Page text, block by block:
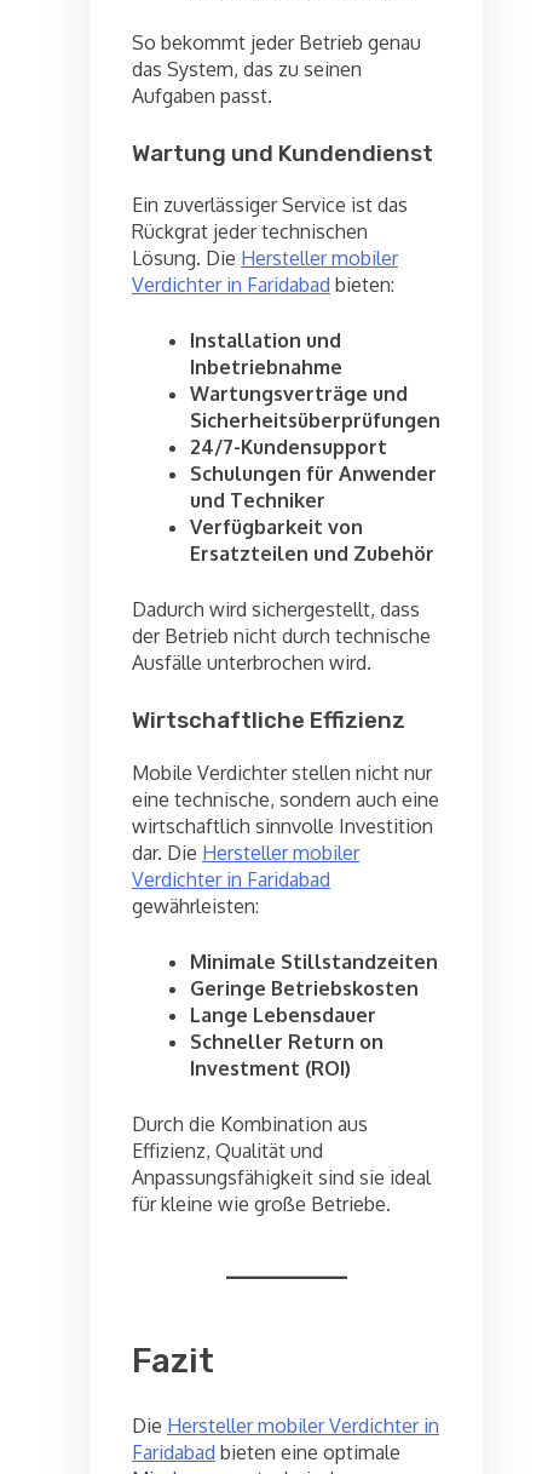
So bekommt jeder Betrieb genau
das System, das zu seinen
Aufgaben passt.
Wartung und Kundendienst
Ein zuverlässiger Service ist das
Rückgrat jeder technischen
Lösung. Die Hersteller mobiler
Verdichter in Faridabad bieten:
Installation und
Inbetriebnahme
Wartungsverträge und
Sicherheitsüberprüfungen
24/7-Kundensupport
Schulungen für Anwender
und Techniker
Verfügbarkeit von
Ersatzteilen und Zubehör
Dadurch wird sichergestellt, dass
der Betrieb nicht durch technische
Ausfälle unterbrochen wird.
Wirtschaftliche Effizienz
Mobile Verdichter stellen nicht nur
eine technische, sondern auch eine
wirtschaftlich sinnvolle Investition
dar. Die Hersteller mobiler
Verdichter in Faridabad
gewährleisten:
Minimale Stillstandzeiten
Geringe Betriebskosten
Lange Lebensdauer
Schneller Return on
Investment (ROI)
Durch die Kombination aus
Effizienz, Qualität und
Anpassungsfähigkeit sind sie ideal
für kleine wie große Betriebe.
Fazit
Die Hersteller mobiler Verdichter in
Faridabad bieten eine optimale